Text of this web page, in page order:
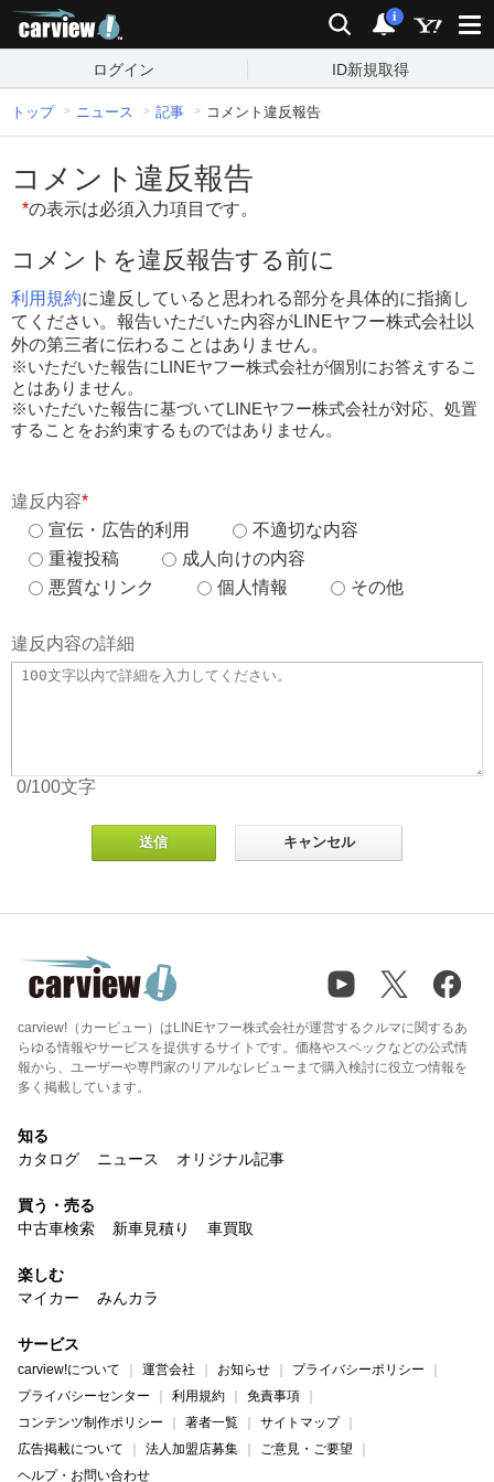
検索 通知
i
ログイン ID新規取得
トップ ニュース 記事 コメント違反報告
コメント違反報告
*の表示は必須入力項目です。
コメントを違反報告する前に
利用規約に違反していると思われる部分を具体的に指摘し
てください。報告いただいた内容がLINEヤフー株式会社以
外の第三者に伝わることはありません。
※いただいた報告にLINEヤフー株式会社が個別にお答えするこ
とはありません。
※いただいた報告に基づいてLINEヤフー株式会社が対応、処置
することをお約束するものではありません。
違反内容*
宣伝・広告的利用
不適切な内容
重複投稿
成人向けの内容
悪質なリンク
個人情報 その他
違反内容の詳細
0/100文字
carview!（カービュー）はLINEヤフー株式会社が運営するクルマに関するあ
らゆる情報やサービスを提供するサイトです。価格やスペックなどの公式情
報から、ユーザーや専門家のリアルなレビューまで購入検討に役立つ情報を
多く掲載しています。
知る
カタログ
ニュース オリジナル記事
買う・売る
中古車検索
新車見積り 車買取
楽しむ
マイカー
みんカラ
サービス
carview!について 運営会社 お知らせ
プライバシーポリシー
プライバシーセンター
利用規約
免責事項
コンテンツ制作ポリシー
著者一覧
サイトマップ
広告掲載について
法人加盟店募集
ご意見・ご要望
ヘルプ・お問い合わせ